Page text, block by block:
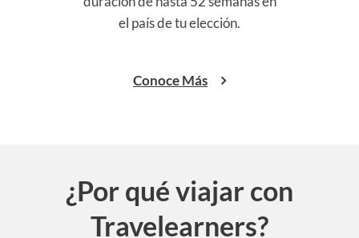
el país de tu elección.
Conoce Más
¿Por qué viajar con
Travelearners?